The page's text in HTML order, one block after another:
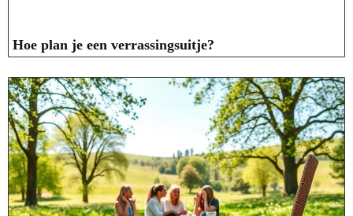
Hoe plan je een verrassingsuitje?